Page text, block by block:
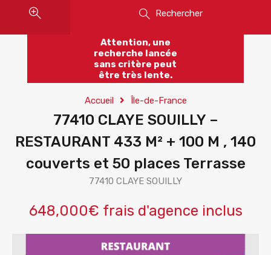
Rechercher
Attention, une
recherche lancée
sans critère peut
être très lente.
Accueil Île-de-France
77410 CLAYE SOUILLY –
RESTAURANT 433 M² + 100 M , 140
couverts et 50 places Terrasse
77410 CLAYE SOUILLY
648,000€ frais d'agence inclus